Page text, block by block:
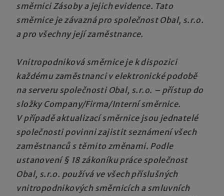
směrnici Zásoby a jejich evidence. Tato
směrnice je závazná pro společnost Obal, s.r.o.
a pro všechny její zaměstnance.
Vnitropodniková směrnice je k dispozici
každému zaměstnanci v elektronické podobě
na serveru společnosti Obal, s.r.o. – přístup do
složky Company/Firma/Interní směrnice.
V případě aktualizací směrnice jsou jednatelé
společnosti povinni zajistit seznámení všech
zaměstnanců s těmito změnami. Podle
ustanovení § 18 zákoníku práce společnost
Obal, s.r.o. používá ve všech příslušných
vnitropodnikových směrnicích a smluvních